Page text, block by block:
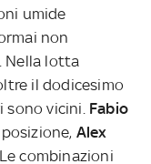
umide
non
Nella lotta
il dodicesimo
vicini. Fabio
Alex
combinazioni